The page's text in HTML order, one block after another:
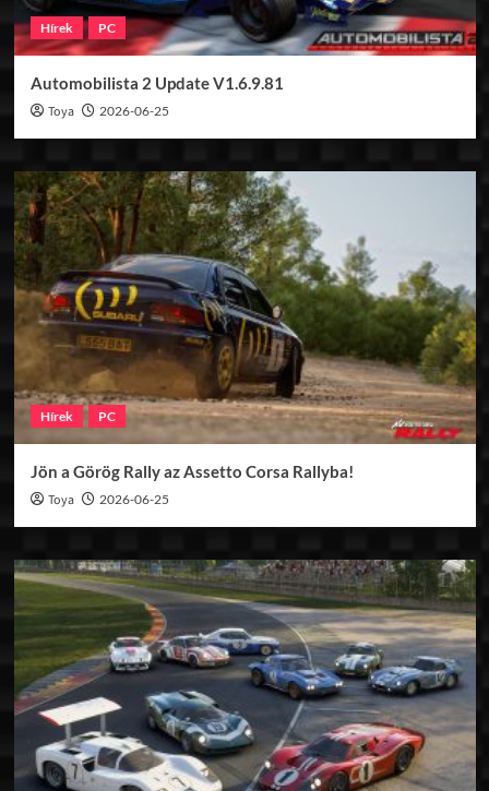
Hírek PC
Automobilista 2 Update V1.6.9.81
Toya 2026-06-25
Hírek PC
Jön a Görög Rally az Assetto Corsa Rallyba!
Toya 2026-06-25